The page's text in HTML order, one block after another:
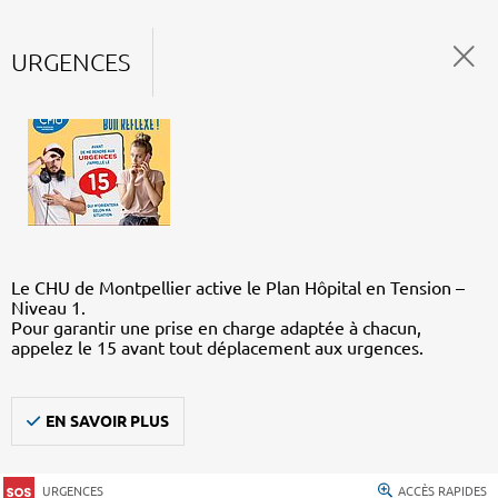
URGENCES
Le CHU de Montpellier active le Plan Hôpital en Tension –
Niveau 1.
Pour garantir une prise en charge adaptée à chacun,
appelez le 15 avant tout déplacement aux urgences.
EN SAVOIR PLUS
URGENCES ACCÈS RAPIDES